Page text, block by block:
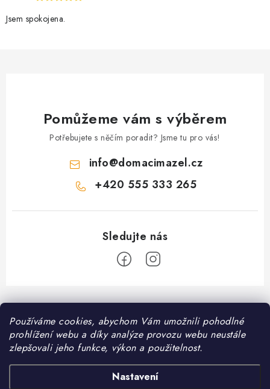
Používáme cookies, abychom Vám umožnili pohodlné
prohlížení webu a díky analýze provozu webu neustále
zlepšovali jeho funkce, výkon a použitelnost.
Nastavení
v
Jsem spokojena.
Pomůžeme vám s výběrem
Potřebujete s něčím poradit? Jsme tu pro vás!
info@domacimazel.cz
+420 555 333 265
Z
á
Informace pro vás
Kontakt
Možnosti dopravy
❤️ Oblíbené kategorie